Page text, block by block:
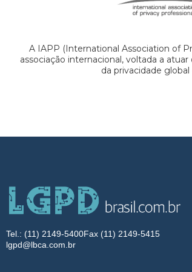
A IAPP (International Association of
associação internacional, voltada a
da privacidade global
Tel.: (11) 2149-5400Fax (11) 2149-5415
lgpd@lbca.com.br